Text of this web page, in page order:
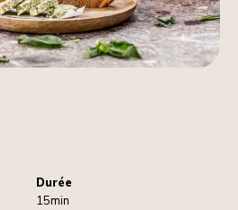
Durée
15min